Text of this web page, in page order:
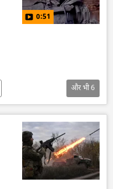
0:51
वायु रक्षा
और भी6